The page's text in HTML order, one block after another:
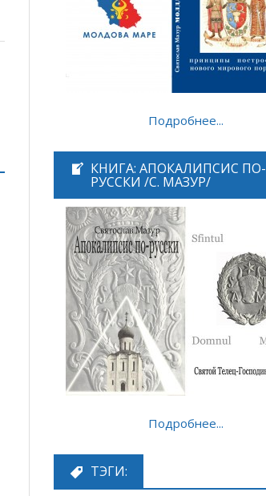
Подробнее...
КНИГА: АПОКАЛИПСИС ПО-
РУССКИ /С. МАЗУР/
Подробнее...
ТЭГИ: